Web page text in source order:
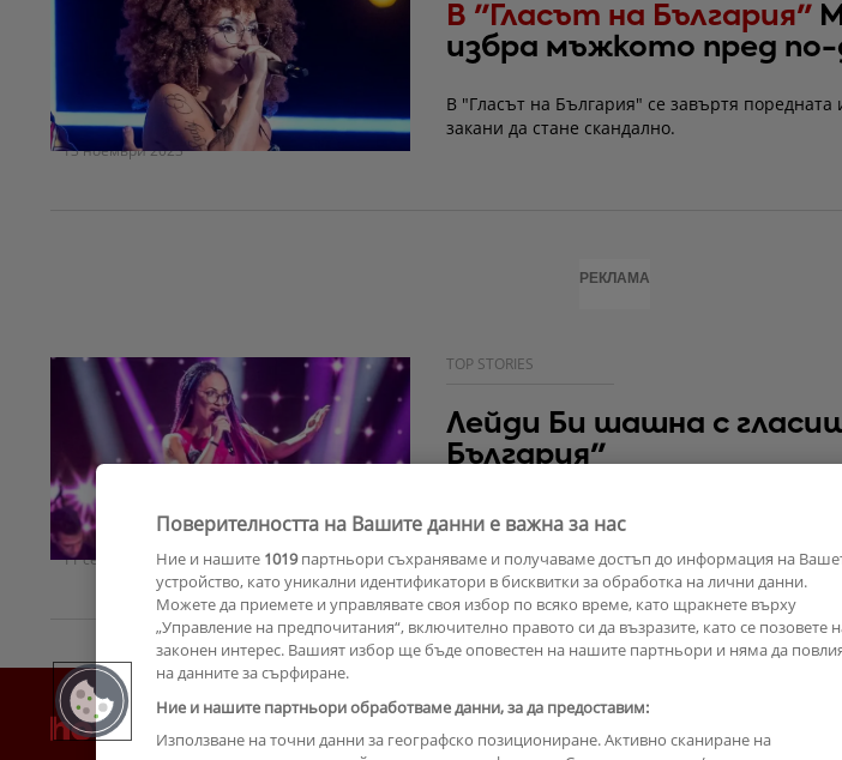
В "Гласът на България"
избра мъжкото пред
В "Гласът на България" се завъртя поредната
закани да стане скандално.
13 ноември 2023
TOP STORIES
Лейди Би шашна с
България"
"Гласът на България".
11 септември 2023
РЕКЛАМА
Поверителността на Вашите данни е важна за нас
Ние и нашите 1019партньори съхраняваме и получаваме достъп до информация на
устройство, като уникални идентификатори в бисквитки за обработка на лични данни.
Можете да приемете и управлявате своя избор по всяко време, като щракнете върху
„Управление на предпочитания“, включително правото си да възразите, като се позовете
законен интерес. Вашият избор ще бъде оповестен на нашите партньори и няма да
на данните за сърфиране.
Ние и нашите партньори обработваме данни, за да предоставим:
Използване на точни данни за географско позициониране. Активно сканиране на